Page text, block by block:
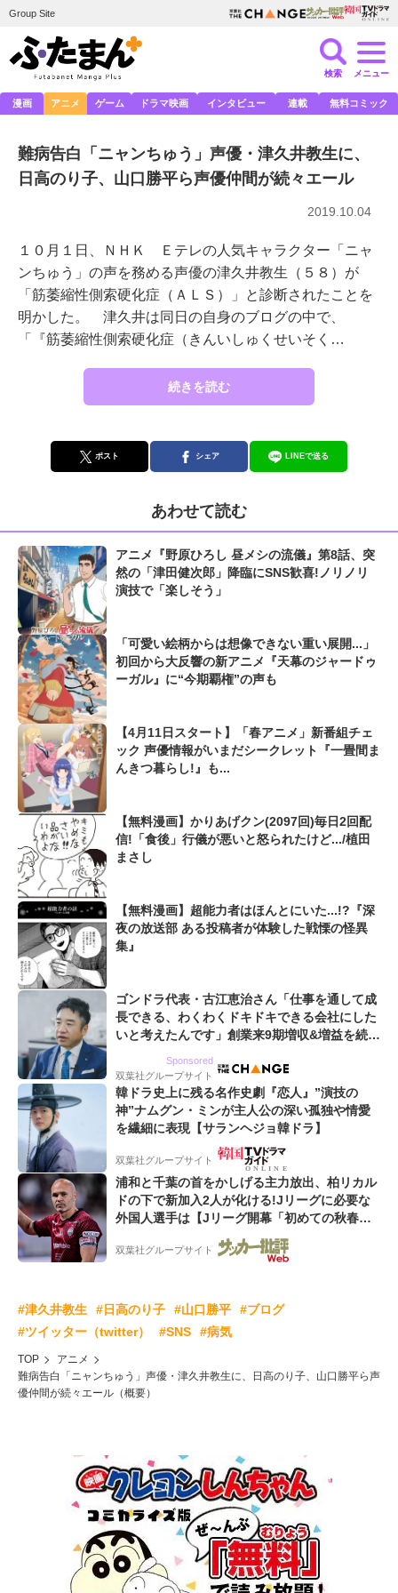
Group Site
検索 メニュー
漫画 アニメ ゲーム ドラマ映画 インタビュー 連載 無料コミック
難病告白「ニャンちゅう」声優・津久井教生に、
日高のり子、山口勝平ら声優仲間が続々エール
2019.10.04
１０月１日、ＮＨＫ Ｅテレの人気キャラクター「ニャ
ンちゅう」の声を務める声優の津久井教生（５８）が
「筋萎縮性側索硬化症（ＡＬＳ）」と診断されたことを
明かした。 津久井は同日の自身のブログの中で、
「『筋萎縮性側索硬化症（きんいしゅくせいそく…
続きを読む
ポスト シェア LINEで送る
あわせて読む
アニメ『野原ひろし 昼メシの流儀』第8話、突
然の「津田健次郎」降臨にSNS歓喜!ノリノリ
演技で「楽しそう」
「可愛い絵柄からは想像できない重い展開...」
初回から大反響の新アニメ『天幕のジャードゥ
ーガル』に“今期覇権”の声も
【4月11日スタート】「春アニメ」新番組チェ
ック 声優情報がいまだシークレット『一畳間ま
んきつ暮らし!』も...
【無料漫画】かりあげクン(2097回)毎日2回配
信!「食後」行儀が悪いと怒られたけど.../植田
まさし
【無料漫画】超能力者はほんとにいた...!?『深
夜の放送部 ある投稿者が体験した戦慄の怪異
集』
ゴンドラ代表・古江恵治さん「仕事を通して成
長できる、わくわくドキドキできる会社にした
いと考えたんです」創業来9期増収&増益を続け
Sponsored
双葉社グループサイト
韓ドラ史上に残る名作史劇『恋人』”演技の
神”ナムグン・ミンが主人公の深い孤独や情愛
を繊細に表現【サランヘジョ韓ドラ】
双葉社グループサイト
浦和と千葉の首をかしげる主力放出、柏リカル
ドの下で新加入2人が化ける!Jリーグに必要な
外国人選手は【Jリーグ開幕「初めての秋春
双葉社グループサイト
#津久井教生 #日高のり子 #山口勝平
#ブログ
#ツイッター（twitter）
#SNS #病気
TOP
アニメ
難病告白「ニャンちゅう」声優・津久井教生に、日高のり子、山口勝平ら声
優仲間が続々エール（概要）